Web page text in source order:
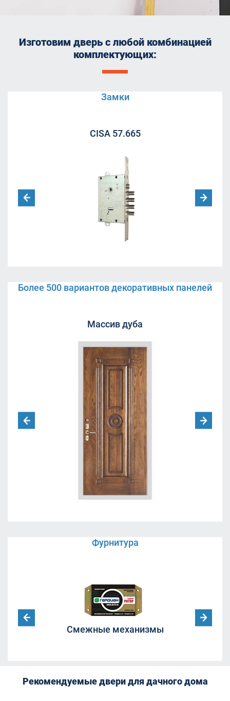
Изготовим дверь с любой комбинацией
комплектующих:
Замки
CISA 57.665
Более 500 вариантов декоративных панелей
Массив дуба
Фурнитура
Смежные механизмы
Рекомендуемые двери для дачного дома